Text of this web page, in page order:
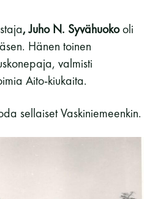
, Juho N. Syvähuokooli
Hänen toinen
valmisti
Aito-kiukaita.
sellaiset Vaskiniemeenkin.